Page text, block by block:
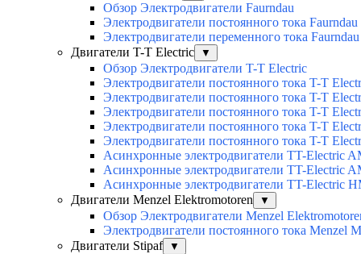
Обзор Электродвигатели Faurndau
Электродвигатели постоянного тока Faurndau
Электродвигатели переменного тока
Двигатели T-T Electric
▼
Обзор Электродвигатели T-T Electric
Электродвигатели постоянного тока T-T
Электродвигатели постоянного тока T-T
Электродвигатели постоянного тока T-T
Электродвигатели постоянного тока T-T
Электродвигатели постоянного тока T-T
Асинхронные электродвигатели TT-Electric
Асинхронные электродвигатели TT-Electric
Асинхронные электродвигатели TT-Electric
Двигатели Menzel Elektromotoren
▼
Обзор Электродвигатели Menzel
Электродвигатели постоянного тока Menzel
Двигатели Stipaf
▼